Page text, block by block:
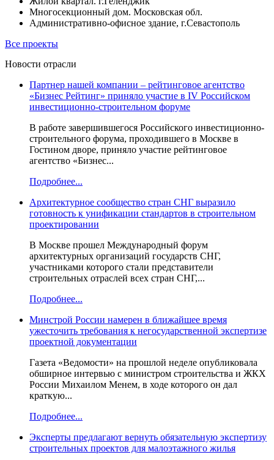
Многосекционный дом. Московская обл.
Административно-офисное здание, г.Севастополь
Все проекты
Новости отрасли
Партнер нашей компании – рейтинговое агентство
«Бизнес Рейтинг» приняло участие в IV Российском
инвестиционно-строительном форуме
В работе завершившегося Российского инвестиционно-
строительного форума, проходившего в Москве в
Гостином дворе, приняло участие рейтинговое
агентство «Бизнес...
Подробнее...
Архитектурное сообщество стран СНГ выразило
готовность к унификации стандартов в строительном
проектировании
В Москве прошел Международный форум
архитектурных организаций государств СНГ,
участниками которого стали представители
строительных отраслей всех стран СНГ,...
Подробнее...
Минстрой России намерен в ближайшее время
ужесточить требования к негосударственной экспертизе
проектной документации
Газета «Ведомости» на прошлой неделе опубликовала
обширное интервью с министром строительства и ЖКХ
России Михаилом Менем, в ходе которого он дал
краткую...
Подробнее...
Эксперты предлагают вернуть обязательную экспертизу
строительных проектов для малоэтажного жилья